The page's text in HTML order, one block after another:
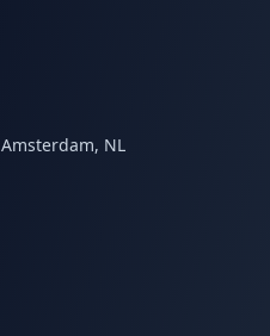
Amsterdam, NL